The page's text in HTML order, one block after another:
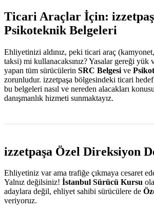
Ticari Araçlar İçin:
Psikoteknik Belgeleri
Ehliyetinizi aldınız, peki ticari araç
taksi) mi kullanacaksınız? Yasalar gereği yük
yapan tüm sürücülerin SRC Belgesi ve
zorunludur. izzetpaşa bölgesindeki ticari
bu belgeleri nasıl ve nereden alacakları
danışmanlık hizmeti sunmaktayız.
izzetpaşa Özel Direksiyon
Ehliyetiniz var ama trafiğe çıkmaya cesaret
Yalnız değilsiniz! İstanbul Sürücü Kursu
adaylara değil, ehliyet sahibi sürücülere de
veriyoruz.